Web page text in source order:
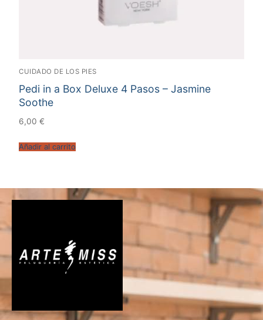
CUIDADO DE LOS PIES
Pedi in a Box Deluxe 4 Pasos – Jasmine
Soothe
6,00 €
Añadir al carrito